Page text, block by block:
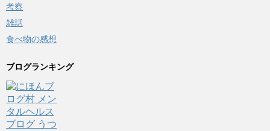
考察
雑話
食べ物の感想
ブログランキング